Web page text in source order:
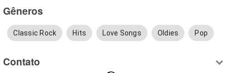
Gêneros
Classic Rock Hits Love Songs Oldies Pop
Contato